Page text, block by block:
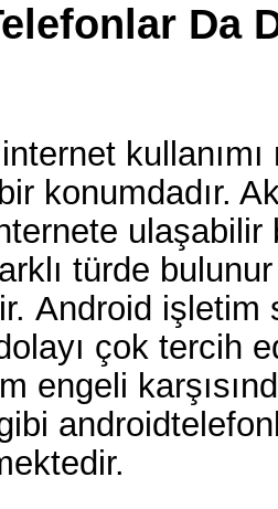
Da
bir konumdadır.
türde
Android işletim
çok tercih
engeli